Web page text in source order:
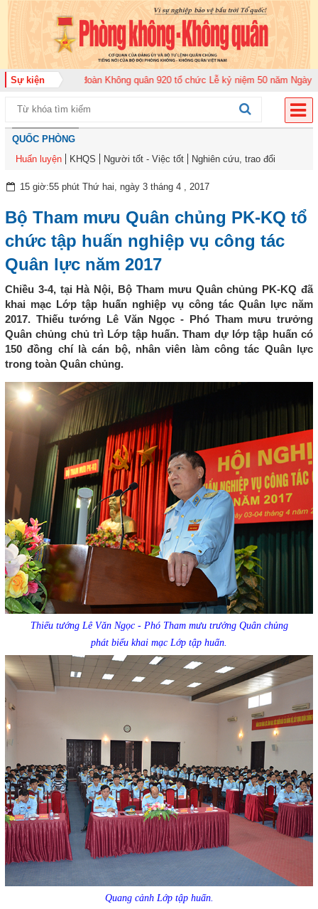
Sự kiệnTrung đoàn Không quân 920 tổ chức Lễ kỷ niệm 50 năm Ngày truyền
QUỐC PHÒNG
Huấn luyện
KHQS Người tốt - Việc tốt Nghiên cứu, trao đổi
15 giờ:55 phút Thứ hai, ngày 3 tháng 4 , 2017
Bộ Tham mưu Quân chủng PK-KQ tổ
chức tập huấn nghiệp vụ công tác
Quân lực năm 2017
Chiều 3-4, tại Hà Nội, Bộ Tham mưu Quân chủng PK-KQ đã
khai mạc Lớp tập huấn nghiệp vụ công tác Quân lực năm
2017. Thiếu tướng Lê Văn Ngọc - Phó Tham mưu trưởng
Quân chủng chủ trì Lớp tập huấn. Tham dự lớp tập huấn có
150 đồng chí là cán bộ, nhân viên làm công tác Quân lực
trong toàn Quân chủng.
Thiếu tướng Lê Văn Ngọc - Phó Tham mưu trưởng Quân chủng
phát biểu khai mạc Lớp tập huấn.
Quang cảnh Lớp tập huấn.